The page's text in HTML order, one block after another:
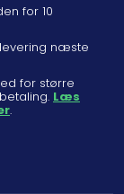
for 10
levering næste
for større
Læs
.